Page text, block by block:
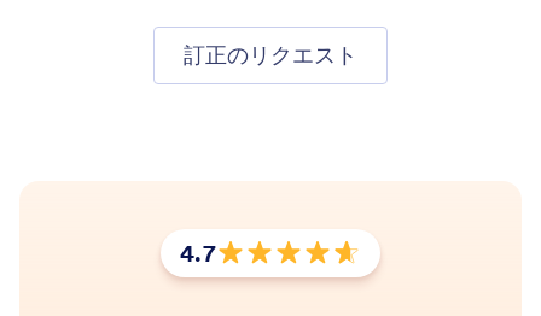
訂正のリクエスト
4.7
★★★★★ 4.7／5.0 の高評価